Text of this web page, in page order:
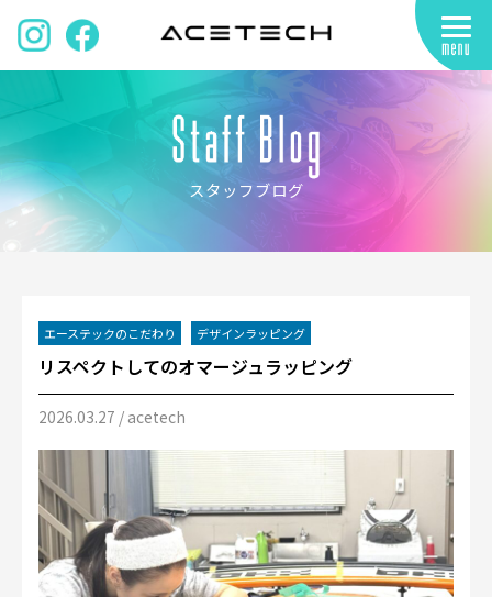
スタッフブログ
エーステックのこだわり デザインラッピング
リスペクトしてのオマージュラッピング
2026.03.27 / acetech